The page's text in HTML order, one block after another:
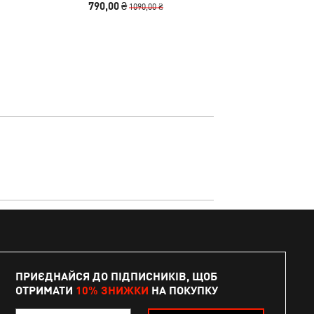
790,00 ₴1090,00 ₴
ПРИЄДНАЙСЯ ДО ПІДПИСНИКІВ, ЩОБ
ОТРИМАТИ 10% ЗНИЖКИ НА ПОКУПКУ